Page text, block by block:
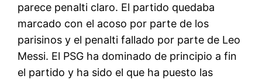
parece penalti claro. El partido quedaba
marcado con el acoso por parte de los
parisinos y el penalti fallado por parte de Leo
Messi. El PSG ha dominado de principio a fin
el partido y ha sido el que ha puesto las